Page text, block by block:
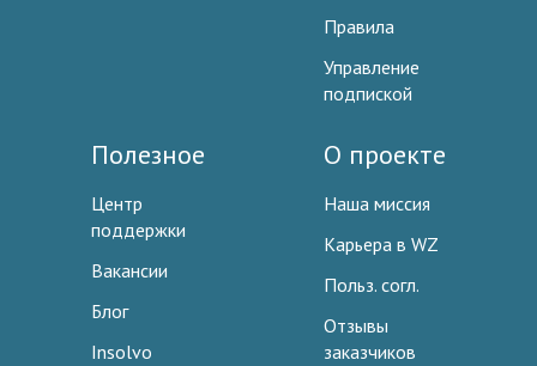
Правила
Управление
подпиской
Полезное
Центр
поддержки
Вакансии
Блог
Insolvo
О проекте
Наша миссия
Карьера в WZ
Польз. согл.
Отзывы
заказчиков